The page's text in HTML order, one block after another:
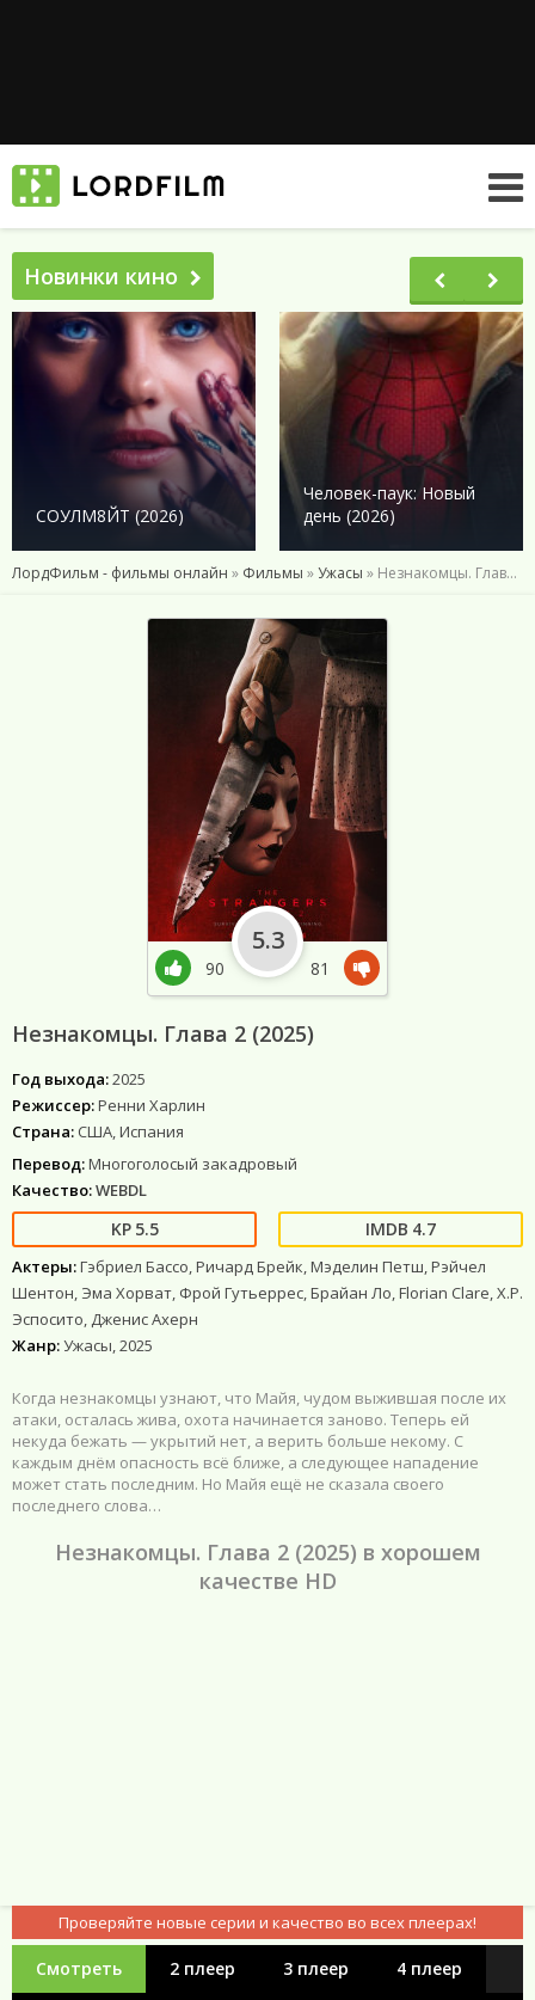
Новинки кино
СОУЛМ8ЙТ (2026)
Человек-паук: Новый
день (2026)
ЛордФильм - фильмы онлайн » Фильмы »Ужасы » Незнакомцы. Глава 2 (2025)
Незнакомцы. Глава 2 (2025)
Год выхода:2025
Режиссер:Ренни Харлин
Страна: США, Испания
Перевод:Многоголосый закадровый
Качество:WEBDL
5.5 4.7
Актеры:Гэбриел Бассо, Ричард Брейк, Мэделин Петш, Рэйчел
Шентон, Эма Хорват, Фрой Гутьеррес, Брайан Ло, Florian Clare, Х.Р.
Эспосито, Дженис Ахерн
Жанр:Ужасы, 2025
Когда незнакомцы узнают, что Майя, чудом выжившая после их
атаки, осталась жива, охота начинается заново. Теперь ей
некуда бежать — укрытий нет, а верить больше некому. С
каждым днём опасность всё ближе, а следующее нападение
может стать последним. Но Майя ещё не сказала своего
последнего слова…
Незнакомцы. Глава 2 (2025) в хорошем
качестве HD
90
5.3
81
Проверяйте новые серии и качество во всех плеерах!
Смотреть 2 плеер 3 плеер 4 плеер